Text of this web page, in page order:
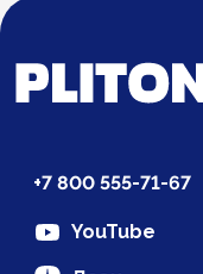
+7 800 555-71-67
YouTube